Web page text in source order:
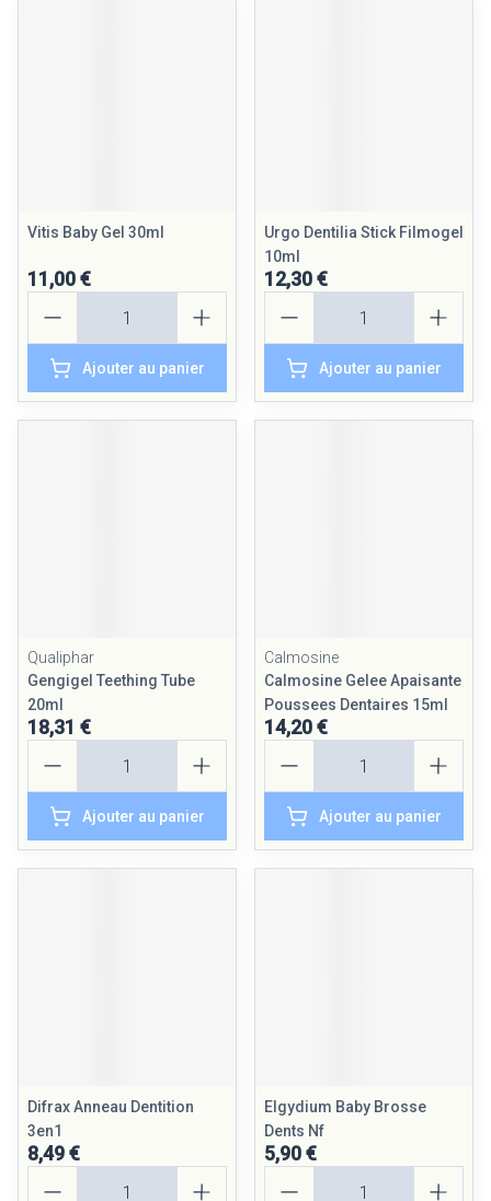
Vitis Baby Gel 30ml
11,00 €
Ajouter au panier
Urgo Dentilia Stick Filmogel
10ml
12,30 €
Ajouter au panier
Qualiphar
Gengigel Teething Tube
20ml
18,31 €
Ajouter au panier
Calmosine
Calmosine Gelee Apaisante
Poussees Dentaires 15ml
14,20 €
Ajouter au panier
Difrax Anneau Dentition
3en1
8,49 €
Elgydium Baby Brosse
Dents Nf
5,90 €